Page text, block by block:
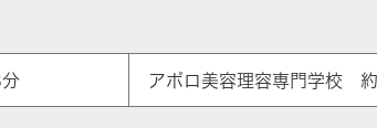
アポロ美容理容専門学校